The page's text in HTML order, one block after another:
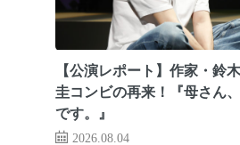
【公演レポート】作家・鈴
圭コンビの再来！『母さん
です。』
2026.08.04